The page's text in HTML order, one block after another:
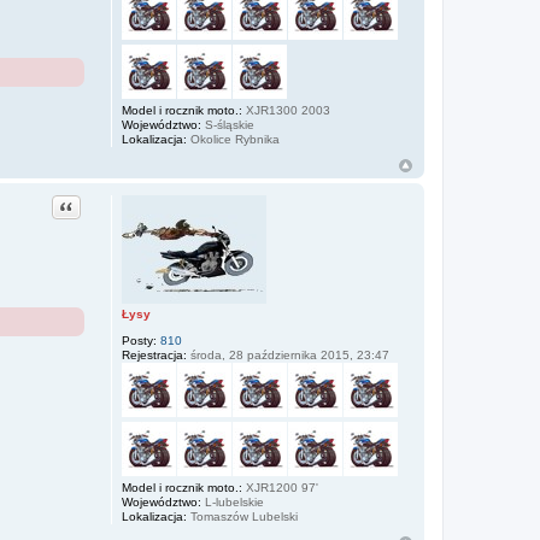
Model i rocznik moto.: XJR1300 2003
Województwo: S-śląskie
Lokalizacja: Okolice Rybnika
Łysy
Posty: 810
Rejestracja: środa, 28 października 2015, 23:47
Model i rocznik moto.: XJR1200 97'
Województwo: L-lubelskie
Lokalizacja: Tomaszów Lubelski
Cytuj